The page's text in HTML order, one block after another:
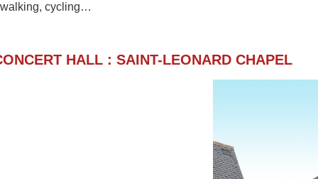
walking, cycling…
HALL : SAINT-LEONARD CHAPEL